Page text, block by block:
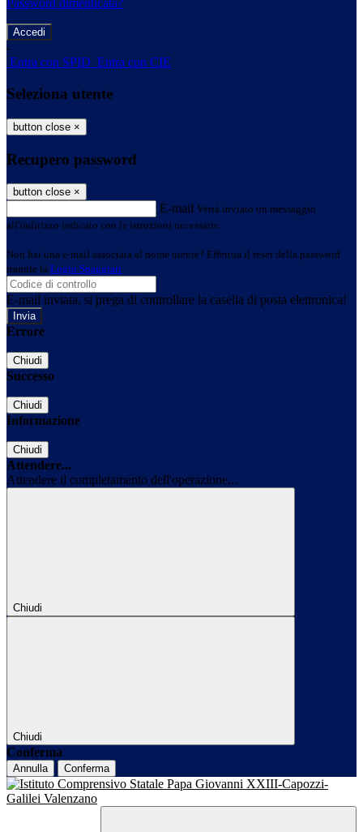
Password dimenticata?
-
Entra con SPID Entra con CIE
Seleziona utente
button close ×
Recupero password
button close ×
E-mail Verrà inviato un messaggio
all'indirizzo indicato con le istruzioni necessarie.
Non hai una e-mail associata al nome utente? Effettua il reset della password
tramite la Login Spaggiari
E-mail inviata, si prega di controllare la casella di posta elettronica!
Errore
Chiudi
Successo
Chiudi
Informazione
Chiudi
Attendere...
Attendere il completamento dell'operazione...
Chiudi
Chiudi
Conferma
Annulla Conferma